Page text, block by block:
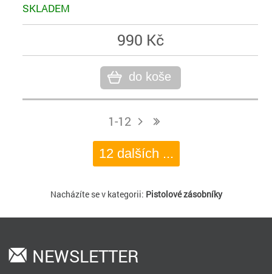
SKLADEM
990 Kč
do koše
1-12 j n
12 dalších ...
Nacházíte se v kategorii: Pistolové zásobníky
NEWSLETTER